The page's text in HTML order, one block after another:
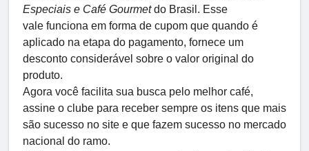
Especiais e Café Gourmetdo Brasil. Esse
vale funciona em forma de cupom que quando é
aplicado na etapa do pagamento, fornece um
desconto considerável sobre o valor original do
produto.
Agora você facilita sua busca pelo melhor café,
assine o clube para receber sempre os itens que mais
são sucesso no site e que fazem sucesso no mercado
nacional do ramo.